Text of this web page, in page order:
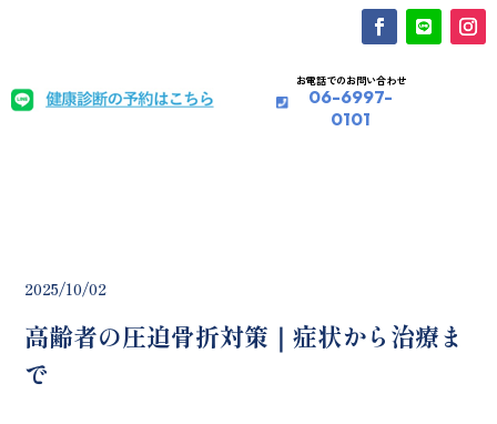
お電話でのお問い合わせ
06-6997-
0101
2025/10/02
高齢者の圧迫骨折対策｜症状から治療ま
で